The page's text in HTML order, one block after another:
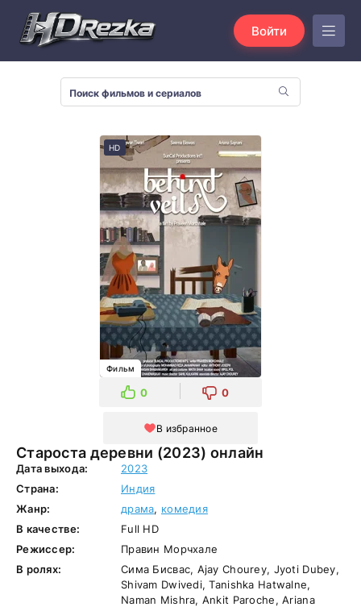
Войти
Староста деревни (2023) онлайн
HD
Фильм
0 0
В избранное
Дата выхода:
2023
Страна:
Индия
Жанр:
драма, комедия
В качестве:
Full HD
Режиссер:
Правин Морчхале
В ролях:
Сима Бисвас, Ajay Chourey, Jyoti Dubey,
Shivam Dwivedi, Tanishka Hatwalne,
Naman Mishra, Ankit Paroche, Ariana